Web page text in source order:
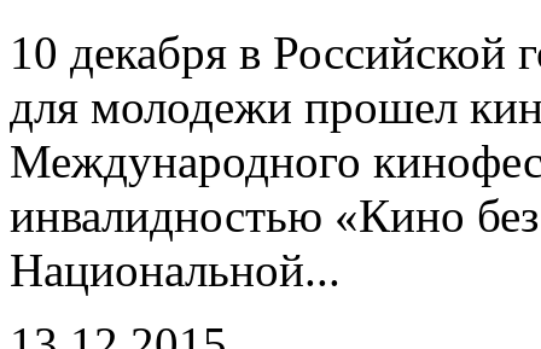
10 декабря в Российской
для молодежи прошел
Международного
инвалидностью «Кино
Национальной...